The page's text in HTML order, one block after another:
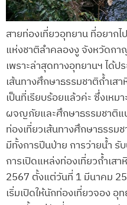
สายท่องเที่ยวอุทยาน ที่อยาก
แห่งชาติลำคลองงู จังหวัดก
เพราะล่าสุดทางอุทยานฯ ได้ป
เส้นทางศึกษาธรรมชาติถ้ำเส
เป็นที่เรียบร้อยแล้วค่ะ ซึ่งเหม
ผจญภัยและศึกษาธรรมชาติแน
ท่องเที่ยวเส้นทางศึกษาธรรม
มีทั้งการปีนป่าย การว่ายน้ำ รั
การเปิดแหล่งท่องเที่ยวถ้ำเส
2567 ตั้งแต่วันที่ 1 มีนาคม
เริ่มเปิดให้นักท่องเที่ยวจอง อุ